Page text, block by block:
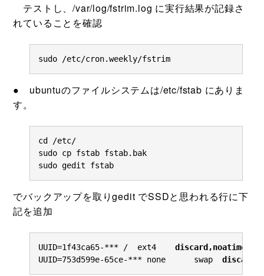
テストし、/var/log/fstrim.log に実行結果が記録さ
れていることを確認
sudo /etc/cron.weekly/fstrim
● ubuntuのファイルシステムは/etc/fstab にありま
す。
cd /etc/
sudo cp fstab fstab.bak
sudo gedit fstab
でバックアップを取りgedit でSSDと思われる行に下
記を追加
UUID=1f43ca65-*** /  ext4
UUID=753d599e-65ce-*** none      swap discard,